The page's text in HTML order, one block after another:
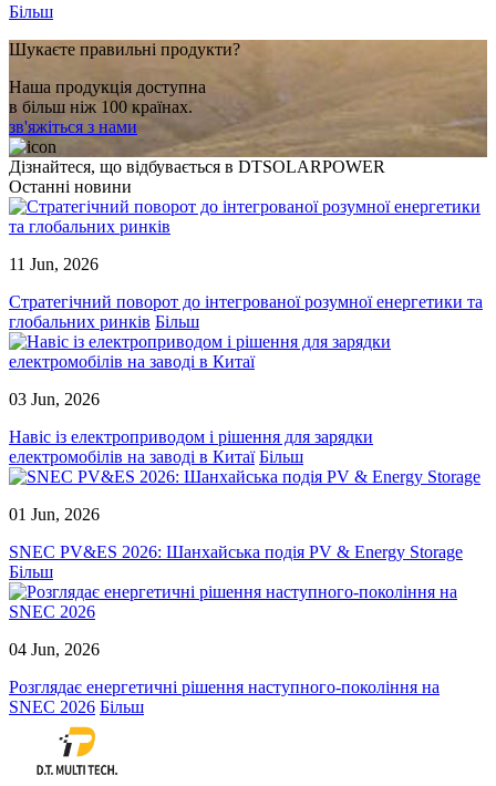
Більш
Шукаєте правильні продукти?
Наша продукція доступна
в більш ніж 100 країнах.
зв'яжіться з нами
Дізнайтеся, що відбувається в DTSOLARPOWER
Останні новини
11 Jun, 2026
Стратегічний поворот до інтегрованої розумної енергетики та
глобальних ринків Більш
03 Jun, 2026
Навіс із електроприводом і рішення для зарядки
електромобілів на заводі в Китаї Більш
01 Jun, 2026
SNEC PV&ES 2026: Шанхайська подія PV & Energy Storage
Більш
04 Jun, 2026
Розглядає енергетичні рішення наступного-покоління на
SNEC 2026 Більш